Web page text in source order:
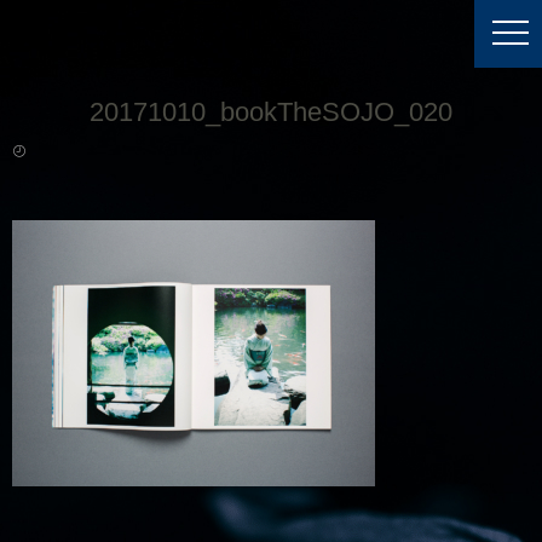
20171010_bookTheSOJO_020